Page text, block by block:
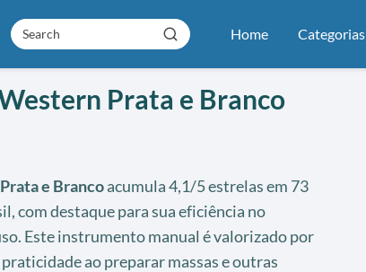
Home Categorias
Prata e Branco
e Brancoacumula 4,1/5 estrelas em 73
com destaque para sua eficiência no
Este instrumento manual é valorizado por
ao preparar massas e outras